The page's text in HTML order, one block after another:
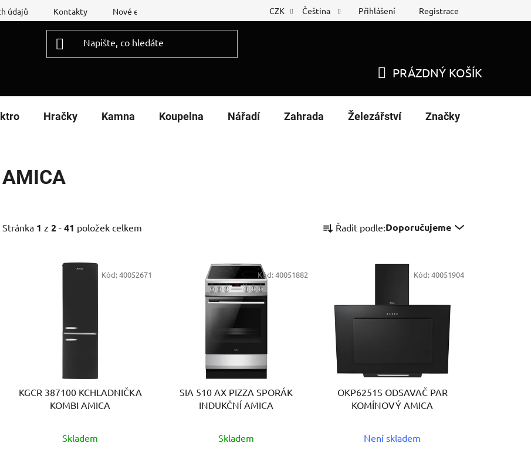
údajů Kontakty Nové energetické štítky Reklamační list Nákup na splátky
CZK Čeština Přihlášení Registrace
KOŠÍK
PRÁZDNÝ KOŠÍK
Hračky Kamna Koupelna Nářadí Zahrada Železářství Značky
AMICA
Stránka 1 z 2 - 41 položek celkem
a Řadit podle:Doporučujeme
KGCR 387100 KCHLADNIČKA
KOMBI AMICA
Skladem
Kód:40052671
SIA 510 AX PIZZA SPORÁK
INDUKČNÍ AMICA
Skladem
Kód:40051882
OKP6251S ODSAVAČ PAR
KOMÍNOVÝ AMICA
Není skladem
Kód:40051904